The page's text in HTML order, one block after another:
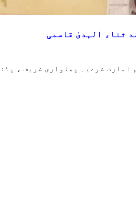
ثناء الہدیٰ قاسمی
امارت شرعیہ پھلواری شریف ،